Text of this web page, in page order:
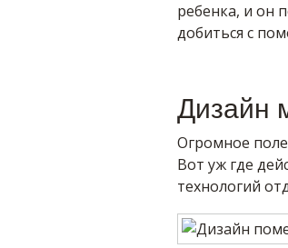
ребенка, и он
добиться с
Дизайн
Огромное поле
Вот уж где
технологий